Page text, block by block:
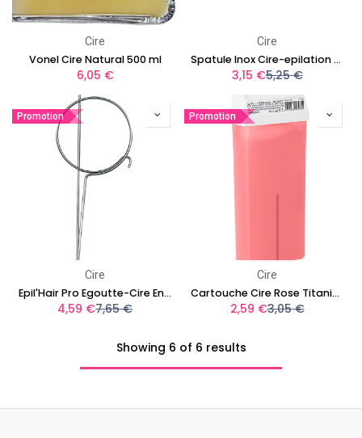
Cire
Vonel Cire Natural 500 ml
6,05 €
Cire
Spatule Inox Cire-epilation Extra Manche Bois
3,15 €5,25€
Promotion
Cire
Epil'Hair Pro Egoutte-Cire En Inox
4,59 €7,65€
Promotion
Cire
Cartouche Cire Rose Titanium Dioxyde 100 ml
2,59 €3,05€
Showing 6 of 6 results